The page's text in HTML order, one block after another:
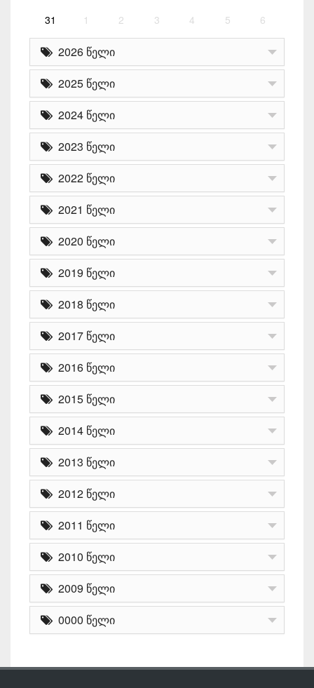
31 1 2 3 4 5 6
2026 წელი
2025 წელი
2024 წელი
2023 წელი
2022 წელი
2021 წელი
2020 წელი
2019 წელი
2018 წელი
2017 წელი
2016 წელი
2015 წელი
2014 წელი
2013 წელი
2012 წელი
2011 წელი
2010 წელი
2009 წელი
0000 წელი